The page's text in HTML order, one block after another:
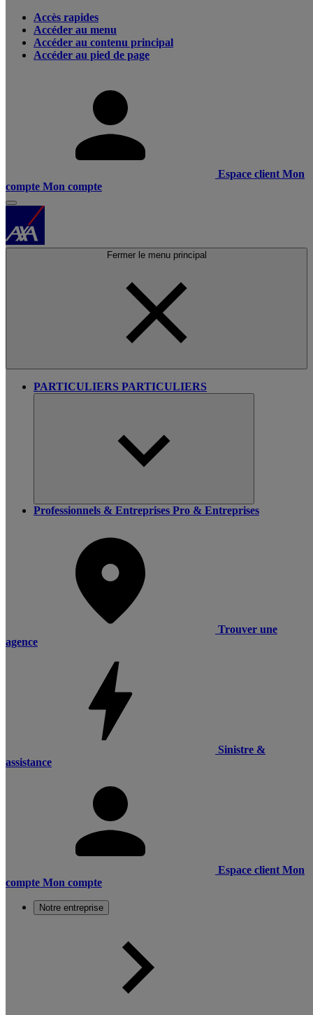
Accès rapides
Accéder au menu
Accéder au contenu principal
Accéder au pied de page
Espace client Mon
compte Mon compte
Fermer le menu principal
PARTICULIERS PARTICULIERS
Professionnels & Entreprises Pro & Entreprises
Trouver une
agence
Sinistre &
assistance
Espace client Mon
compte Mon compte
Notre entreprise